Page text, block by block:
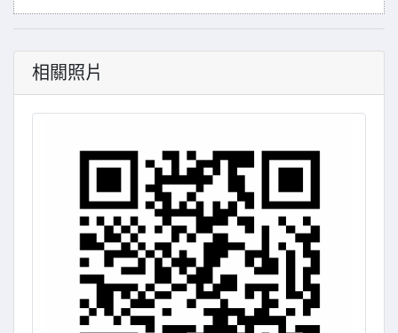
相關照片